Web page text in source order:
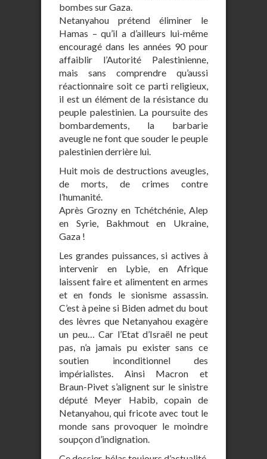
bombes sur Gaza.
Netanyahou prétend éliminer le
Hamas – qu’il a d’ailleurs lui-même
encouragé dans les années 90 pour
affaiblir l’Autorité Palestinienne,
mais sans comprendre qu’aussi
réactionnaire soit ce parti religieux,
il est un élément de la résistance du
peuple palestinien. La poursuite des
bombardements, la barbarie
aveugle ne font que souder le peuple
palestinien derrière lui.
Huit mois de destructions aveugles,
de morts, de crimes contre
l’humanité.
Après Grozny en Tchétchénie, Alep
en Syrie, Bakhmout en Ukraine,
Gaza !
Les grandes puissances, si actives à
intervenir en Lybie, en Afrique
laissent faire et alimentent en armes
et en fonds le sionisme assassin.
C’est à peine si Biden admet du bout
des lèvres que Netanyahou exagère
un peu… Car l’Etat d’Israël ne peut
pas, n’a jamais pu exister sans ce
soutien inconditionnel des
impérialistes. Ainsi Macron et
Braun-Pivet s’alignent sur le sinistre
député Meyer Habib, copain de
Netanyahou, qui fricote avec tout le
monde sans provoquer le moindre
soupçon d’indignation.